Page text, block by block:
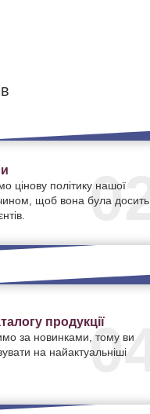
02
цінову політику нашої
щоб вона була досить
04
продукції
за новинками, тому ви
на найактуальніші